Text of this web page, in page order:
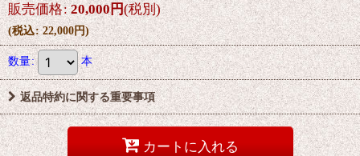
販売価格: 20,000円(税別)
(税込: 22,000円)
数量: 本
返品特約に関する重要事項
カートに入れる